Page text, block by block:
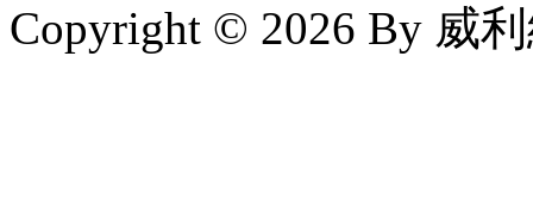
Copyright © 2026 By 威